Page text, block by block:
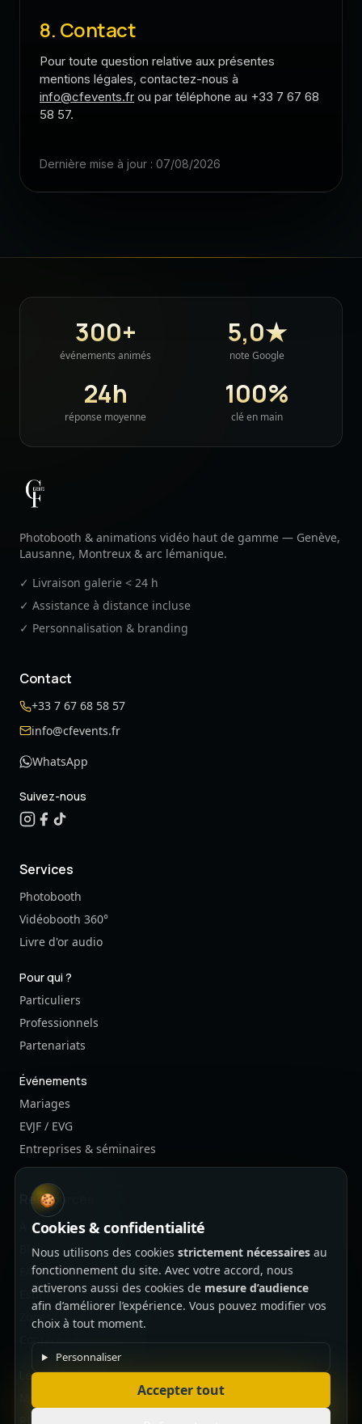
8. Contact
Pour toute question relative aux présentes
mentions légales, contactez-nous à
info@cfevents.fr ou par téléphone au +33 7 67 68
58 57.
Dernière mise à jour : 07/08/2026
300+
événements animés
5,0★
note Google
24h
réponse moyenne
100%
clé en main
CF Events
Photobooth & animations vidéo haut de gamme — Genève,
Lausanne, Montreux & arc lémanique.
✓ Livraison galerie < 24 h
✓ Assistance à distance incluse
✓ Personnalisation & branding
Contact
+33 7 67 68 58 57
info@cfevents.fr
WhatsApp
Suivez-nous
Services
Photobooth
Vidéobooth 360°
Livre d'or audio
Pour qui ?
Particuliers
Professionnels
Partenariats
Événements
Mariages
EVJF / EVG
Entreprises & séminaires
Ressources
À propos
Blog
FAQ
Estimation budget
Zones desservies
Contact & Devis
Légal
🍪
Cookies & confidentialité
Nous utilisons des cookies strictement nécessairesau
fonctionnement du site. Avec votre accord, nous
activerons aussi des cookies de mesure d’audience
afin d’améliorer l’expérience. Vous pouvez modifier vos
choix à tout moment.
Personnaliser
Accepter tout